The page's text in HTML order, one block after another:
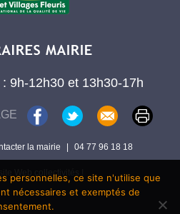
9h-12h30 et 13h30-17h
la mairie | 04 77 96 18 18
Web collectivités !
personnelles, ce site n'utilise que
nécessaires et exemptés de